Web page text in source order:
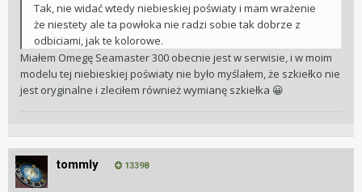
Tak, nie widać wtedy niebieskiej poświaty i mam wrażenie
że niestety ale ta powłoka nie radzi sobie tak dobrze z
odbiciami, jak te kolorowe.
Miałem Omegę Seamaster 300 obecnie jest w serwisie, i w moim
modelu tej niebieskiej poświaty nie było myślałem, że szkiełko nie
jest oryginalne i zleciłem również wymianę szkiełka 😀
tommly 13398